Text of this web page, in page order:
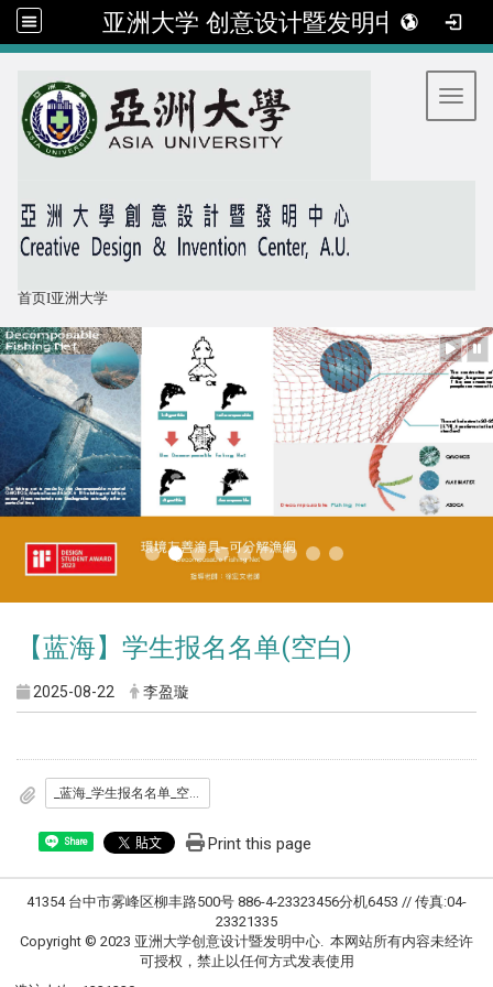
亚洲大学 创意设计暨发明中心
首页I亚洲大学
【蓝海】学生报名名单(空白)
2025-08-22 李盈璇
_蓝海_学生报名名单_空白_.docx
Share Print this page
41354 台中市雾峰区柳丰路500号 886-4-23323456分机6453 // 传真:04-
23321335
Copyright © 2023 亚洲大学创意设计暨发明中心. 本网站所有内容未经许
可授权，禁止以任何方式发表使用